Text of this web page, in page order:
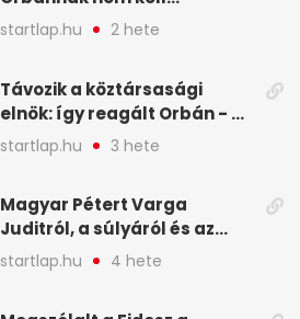
változtatnia - A hét
legfontosabb hírei
startlap.hu 2 hete
Távozik a köztársasági
elnök: így reagált Orbán - A
hét legfontosabb hírei
képekben
startlap.hu 3 hete
Magyar Pétert Varga
Juditról, a súlyáról és az
alvásidejéről is faggatták a
Redditen, sok kérdésre sírva
startlap.hu 4 hete